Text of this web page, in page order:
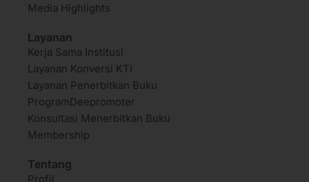
Media Highlights
Layanan
Kerja Sama Institusi
Layanan Konversi KTI
Layanan Penerbitkan Buku
ProgramDeepromoter
Konsultasi Menerbitkan Buku
Membership
Tentang
Profil